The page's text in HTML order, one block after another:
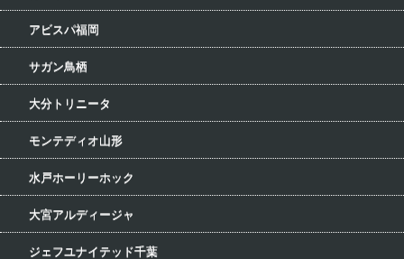
アビスパ福岡
サガン鳥栖
大分トリニータ
モンテディオ山形
水戸ホーリーホック
大宮アルディージャ
ジェフユナイテッド千葉